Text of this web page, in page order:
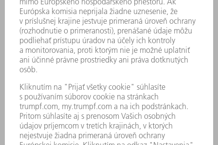
alebo automatizované rezervácie materiálu. To všetko
s jedným cieľom: Synchronizovaný tok zákaziek a materiálu,
ktorý šanuje Vaše nervy a šetrí Váš čas a peniaze.
Čo zamestnáva našich zákazníkov ohľadom
digitalizácie?